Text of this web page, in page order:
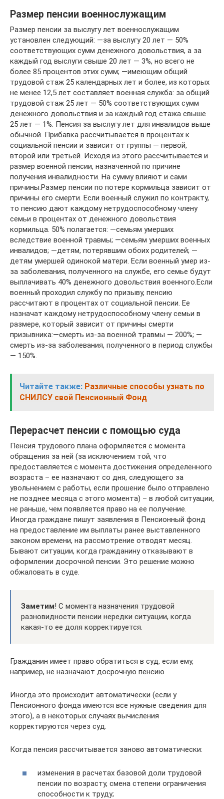
Размер пенсии военнослужащим
Размер пенсии за выслугу лет военнослужащим
установлен следующий: —за выслугу 20 лет — 50%
соответствующих сумм денежного довольствия, а за
каждый год выслуги свыше 20 лет — 3%, но всего не
более 85 процентов этих сумм; —имеющим общий
трудовой стаж 25 календарных лет и более, из которых
не менее 12,5 лет составляет военная служба: за общий
трудовой стаж 25 лет — 50% соответствующих сумм
денежного довольствия и за каждый год стажа свыше
25 лет — 1%. Пенсия за выслугу лет для инвалидов выше
обычной. Прибавка рассчитывается в процентах к
социальной пенсии и зависит от группы — первой,
второй или третьей. Исходя из этого рассчитывается и
размер военной пенсии, назначенной по причине
получения инвалидности. На сумму влияют и сами
причины.Размер пенсии по потере кормильца зависит от
причины его смерти. Если военный служил по контракту,
то пенсию дают каждому нетрудоспособному члену
семьи в процентах от денежного довольствия
кормильца. 50% полагается: —семьям умерших
вследствие военной травмы; —семьям умерших военных
инвалидов; —детям, потерявшим обоих родителей; —
детям умершей одинокой матери. Если военный умер из-
за заболевания, полученного на службе, его семье будут
выплачивать 40% денежного довольствия военного.Если
военный проходил службу по призыву, пенсию
рассчитают в процентах от социальной пенсии. Ее
назначат каждому нетрудоспособному члену семьи в
размере, который зависит от причины смерти
призывника:—смерть из-за военной травмы — 200%; —
смерть из-за заболевания, полученного в период службы
— 150%.
Читайте также: Различные способы узнать по
СНИЛСУ свой Пенсионный Фонд
Перерасчет пенсии с помощью суда
Пенсия трудового плана оформляется с момента
обращения за ней (за исключением той, что
предоставляется с момента достижения определенного
возраста – ее назначают со дня, следующего за
увольнением с работы, если прошение было отправлено
не позднее месяца с этого момента) – в любой ситуации,
не раньше, чем появляется право на ее получение.
Иногда граждане пишут заявления в Пенсионный фонд
на предоставление им выплаты ранее выставленного
законом времени, на рассмотрение отводят месяц.
Бывают ситуации, когда гражданину отказывают в
оформлении досрочной пенсии. Это решение можно
обжаловать в суде.
Заметим! С момента назначения трудовой
разновидности пенсии нередки ситуации, когда
какая-то ее доля корректируется.
Гражданин имеет право обратиться в суд, если ему,
например, не назначают досрочную пенсию
Иногда это происходит автоматически (если у
Пенсионного фонда имеются все нужные сведения для
этого), а в некоторых случаях вычисления
корректируются через суд.
Когда пенсия рассчитывается заново автоматически:
изменения в расчетах базовой доли трудовой
пенсии по возрасту, смена степени ограничения
способности к труду;